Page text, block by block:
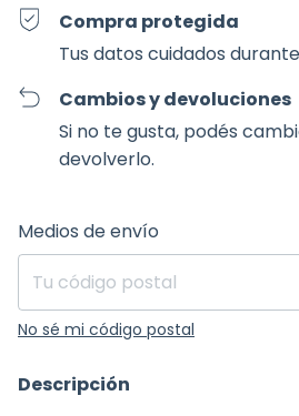
Compra protegida
Tus datos cuidados
Cambios y devoluciones
Si no te gusta, podés
devolverlo.
Entregas para el CP:
Medios de envío
No sé mi código postal
Descripción